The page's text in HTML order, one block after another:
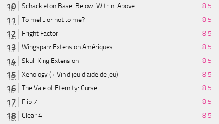
Schackleton Base: Below. Within. Above.
8.5
To me! ...or not to me?
8.5
Fright Factor
8.5
Wingspan: Extension Amériques
8.5
Skull King Extension
8.5
Xenology (+ Vin d'jeu d'aide de jeu)
8.5
The Vale of Eternity: Curse
8.5
Flip 7
8.5
Clear 4
8.5